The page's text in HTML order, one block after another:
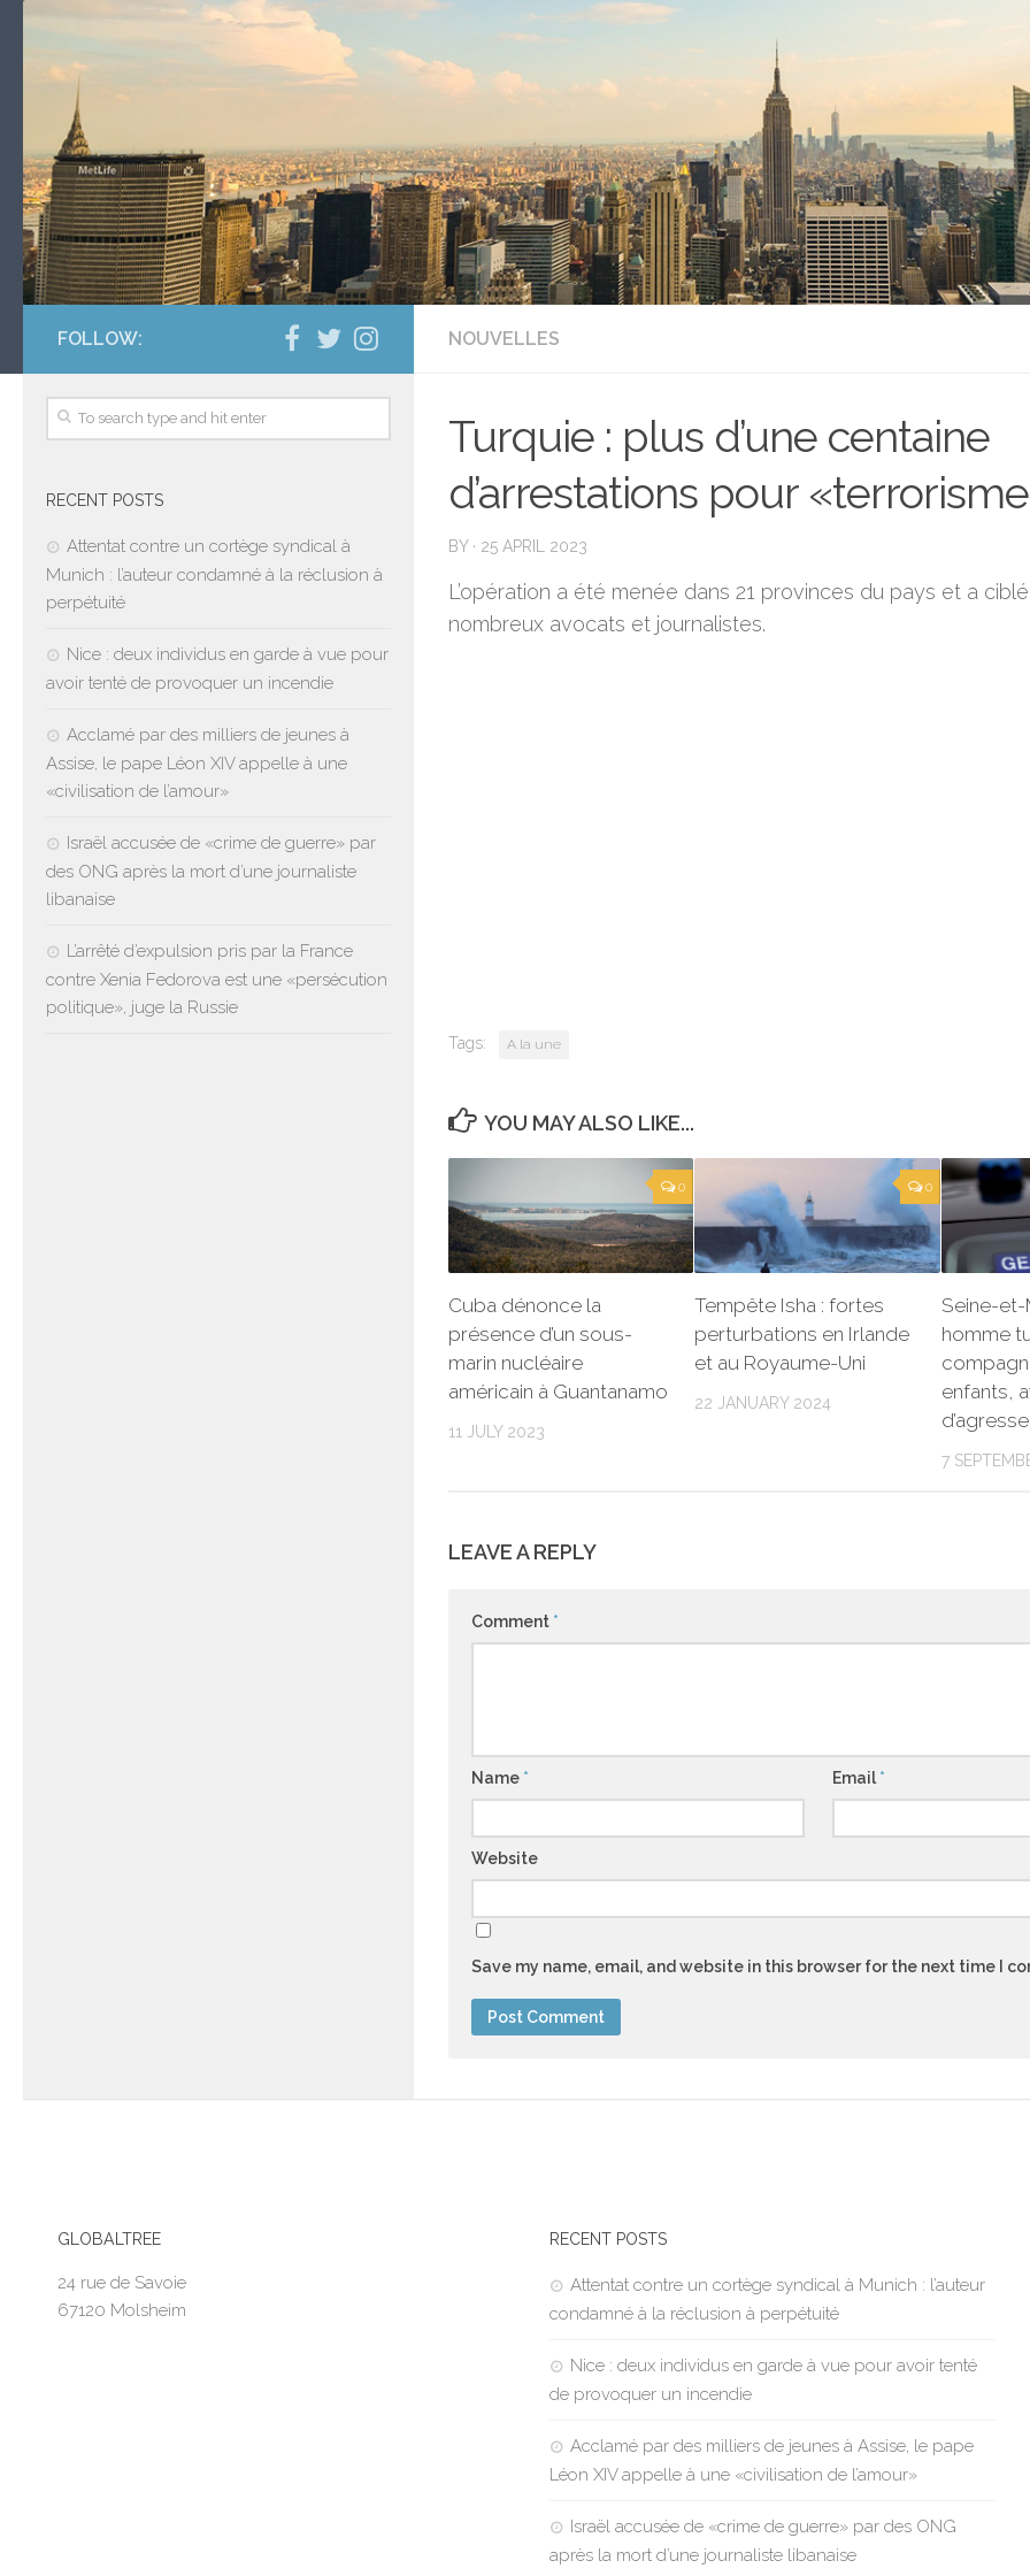
NOUVELLES
Turquie : plus d’une centaine
d’arrestations pour
BY · 25 APRIL 2023
L’opération a été menée dans 21 provinces du pays et a
nombreux avocats et journalistes.
Tags: A la une
YOU MAY ALSO LIKE...
0
Cuba dénonce la
présence d’un sous-
marin nucléaire
américain à Guantanamo
11 JULY 2023
0
Tempête Isha : fortes
perturbations en Irlande
et au Royaume-Uni
22 JANUARY 2024
Seine-et-
homme
enfants,
7
LEAVE A REPLY
Comment *
Name * Email*
Website
Save my name, email, and website in this browser for the next time I
FOLLOW:
RECENT POSTS
Attentat contre un cortège syndical à
Munich : l’auteur condamné à la réclusion à
perpétuité
Nice : deux individus en garde à vue pour
avoir tenté de provoquer un incendie
Acclamé par des milliers de jeunes à
Assise, le pape Léon XIV appelle à une
«civilisation de l’amour»
Israël accusée de «crime de guerre» par
des ONG après la mort d’une journaliste
libanaise
L’arrêté d’expulsion pris par la France
contre Xenia Fedorova est une «persécution
politique», juge la Russie
GLOBALTREE
24 rue de Savoie
67120 Molsheim
RECENT POSTS
Attentat contre un cortège syndical à Munich : l’auteur
condamné à la réclusion à perpétuité
Nice : deux individus en garde à vue pour avoir tenté
de provoquer un incendie
Acclamé par des milliers de jeunes à Assise, le pape
Léon XIV appelle à une «civilisation de l’amour»
Israël accusée de «crime de guerre» par des ONG
après la mort d’une journaliste libanaise